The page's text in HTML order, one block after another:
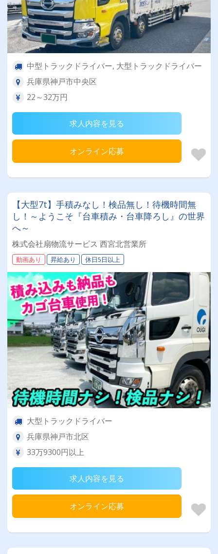
中型トラックドライバー, 大型トラックドライバー
兵庫県神戸市中央区
22～32万円
求人内容を見る
オンライン応募
【大型7t】手積みなし！検品無し！待機時間無
し！～ようこそ『台車積み・台車降ろし』の世界
へ～
株式会社扇物流サービス 西宮北営業所
動画あり 昇給あり 休日5日以上
大型トラックドライバー
兵庫県神戸市北区
33万9300円以上
求人内容を見る
オンライン応募